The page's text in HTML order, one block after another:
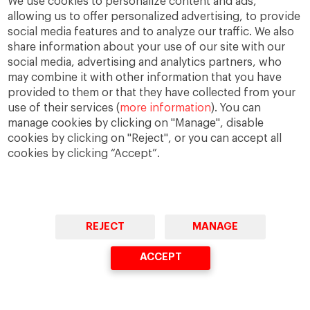
allowing us to offer personalized advertising, to provide
social media features and to analyze our traffic. We also
share information about your use of our site with our
social media, advertising and analytics partners, who
may combine it with other information that you have
provided to them or that they have collected from your
use of their services (more information). You can
manage cookies by clicking on "Manage", disable
cookies by clicking on "Reject", or you can accept all
cookies by clicking “Accept”.
REJECT MANAGE
ACCEPT
emisiones”, aseguran.
“Quizá resulte desconcertante”, admiten,
“puesto que las tres grandes gestoras son
criticadas por su tendencia a votar contra
las propuestas de los accionistas
relacionadas con el clima”. Los profesores
atribuyen esta aparente contradicción a
aproximación parece ser más eficaz para
inquietudes de los grupos de interés. Dado